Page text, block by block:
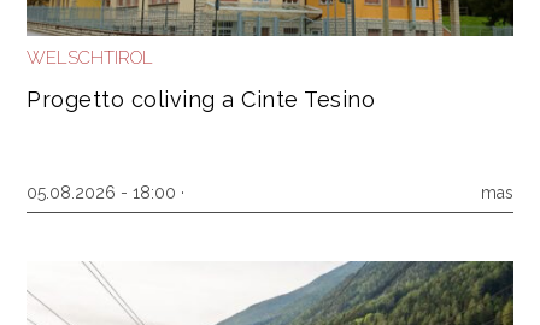
WELSCHTIROL
Progetto coliving a Cinte Tesino
05.08.2026 - 18:00 · mas